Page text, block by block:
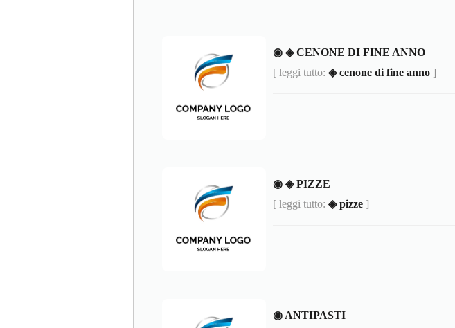
◉ ◈ CENONE DI FINE ANNO
[ leggi tutto: ◈ cenone di fine anno ]
◉ ◈ PIZZE
[ leggi tutto: ◈ pizze ]
◉ ANTIPASTI